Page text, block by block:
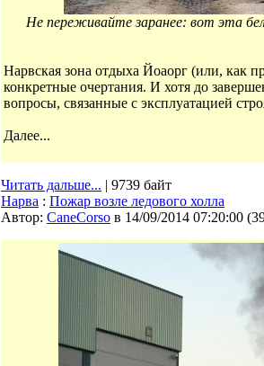
Не переживайте заранее: вот эта
Нарвская зона отдыха Йоаорг (или, как
конкретные очертания. И хотя до
вопросы, связанные с эксплуатацией
Далее...
Читать дальше... | 9739 байт
Нарва : Пожар возле ледового холла
Автор: CaneCorso в 14/09/2014 07:20:00 (